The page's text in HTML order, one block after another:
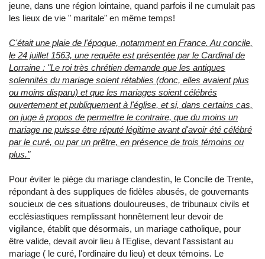
jeune, dans une région lointaine, quand parfois il ne cumulait pas
les lieux de vie " maritale" en même temps!
C'était une plaie de l'époque, notamment en France. Au concile,
le 24 juillet 1563, une requête est présentée par le Cardinal de
Lorraine : "Le roi très chrétien demande que les antiques
solennités du mariage soient rétablies (donc, elles avaient plus
ou moins disparu) et que les mariages soient célébrés
ouvertement et publiquement à l'église, et si, dans certains cas,
on juge à propos de permettre le contraire, que du moins un
mariage ne puisse être réputé légitime avant d'avoir été célébré
par le curé, ou par un prêtre, en présence de trois témoins ou
plus."
Pour éviter le piège du mariage clandestin, le Concile de Trente,
répondant à des suppliques de fidèles abusés, de gouvernants
soucieux de ces situations douloureuses, de tribunaux civils et
ecclésiastiques remplissant honnêtement leur devoir de
vigilance, établit que désormais, un mariage catholique, pour
être valide, devait avoir lieu à l'Eglise, devant l'assistant au
mariage ( le curé, l'ordinaire du lieu) et deux témoins. Le